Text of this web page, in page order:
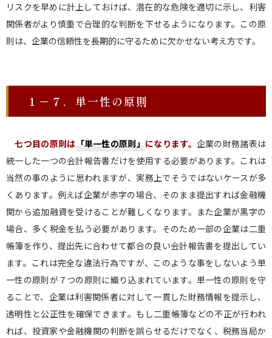
リスクを早めに計上しておけば、潜在的な危険を適切に示し、利害
関係者がより慎重で合理的な判断を下せるようになります。この原
則は、企業の信頼性を長期的に守るために欠かせない考え方です。
１－７．単一性の原則
七つ目の原則は「単一性の原則」になります。 企業の財務諸表は
統一した一つの会計報告書だけを使用する必要があります。これは
当然の事のように思われますが、実務上でそうではないケースが多
くあります。例えば企業が赤字の場合、そのまま提出すれば金融機
関から追加融資を受けることが難しくなります。また企業が黒字の
場合、多く税金を払う必要があります。そのため一部の企業は二重
帳簿を作り、提出先に合わせて都合の良い会計報告書を提出してい
ます。これは完全な違法行為ですが、このような事をしないよう単
一性の原則が７つの原則に織り込まれています。単一性の原則を守
ることで、企業は利害関係者に対して一貫した財務情報を提示し、
透明性と公正性を確保できます。もし二重帳簿などの不正が行われ
れば、投資家や金融機関の判断を誤らせるだけでなく、税務当局か